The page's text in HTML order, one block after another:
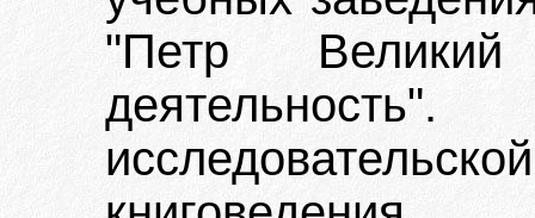
"Петр